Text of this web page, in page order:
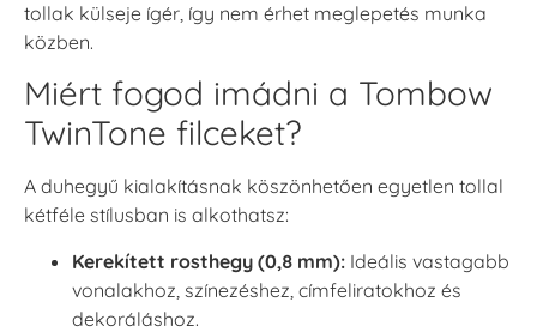
tollak külseje ígér, így nem érhet meglepetés munka
közben.
Miért fogod imádni a Tombow
TwinTone filceket?
A duhegyű kialakításnak köszönhetően egyetlen tollal
kétféle stílusban is alkothatsz:
Kerekített rosthegy (0,8 mm): Ideális vastagabb
vonalakhoz, színezéshez, címfeliratokhoz és
dekoráláshoz.